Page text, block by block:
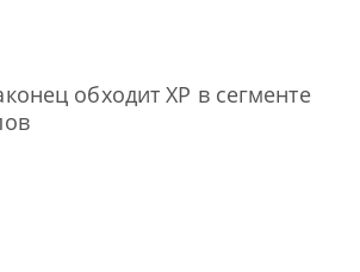
обходит ХР в сегменте